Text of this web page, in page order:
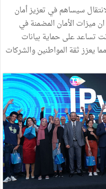
سيساهم في تعزيز أمان
ان ميزات الأمان المضمنة في
تساعد على حماية بيانات
ثقة المواطنين والشركات